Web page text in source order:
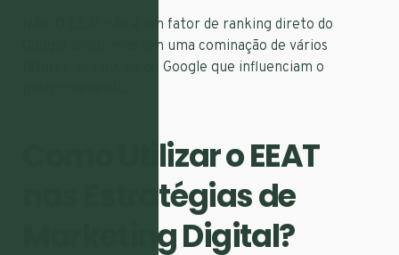
Não. O EEAT não é um fator de ranking direto do
Google único, mas sim uma cominação de vários
fatores de ranking do Google que influenciam o
Como Utilizar o EEAT
nas Estratégias de
Marketing Digital?